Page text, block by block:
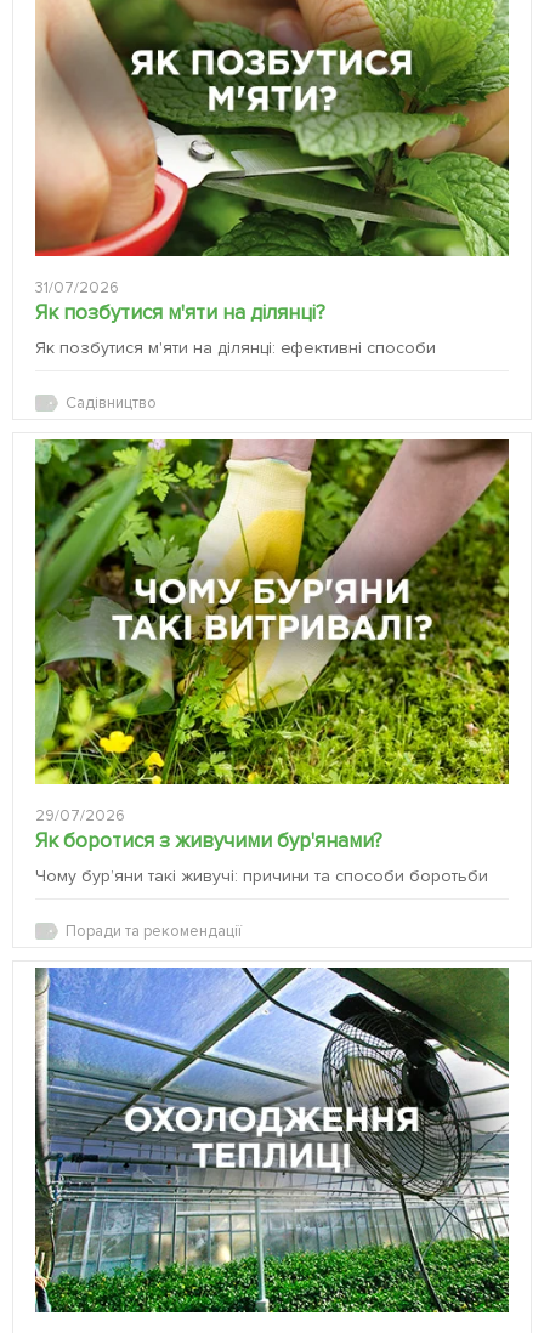
31/07/2026
Як позбутися м'яти на ділянці?
Як позбутися м'яти на ділянці: ефективні способи
Садівництво
29/07/2026
Як боротися з живучими бур'янами?
Чому бур’яни такі живучі: причини та способи боротьби
Поради та рекомендації